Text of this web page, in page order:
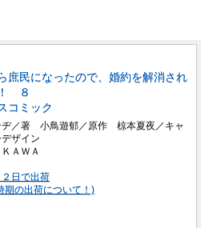
庶民になったので、婚約を解消され
８
コミック
ヂ／著 小鳥遊郁／原作 椋本夏夜／キャ
ザイン
ＡＷＡ
日で出荷
期の出荷について！)